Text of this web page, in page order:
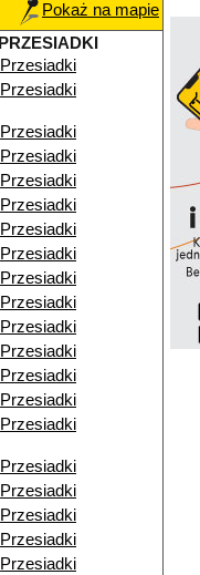
Pokaż na mapie
PRZESIADKI
Przesiadki
Przesiadki
Przesiadki
Przesiadki
Przesiadki
Przesiadki
Przesiadki
Przesiadki
Przesiadki
Przesiadki
Przesiadki
Przesiadki
Przesiadki
Przesiadki
Przesiadki
Przesiadki
Przesiadki
Przesiadki
Przesiadki
Przesiadki